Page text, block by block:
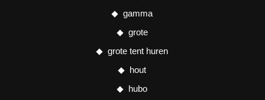
gamma
grote
grote tent huren
hout
hubo